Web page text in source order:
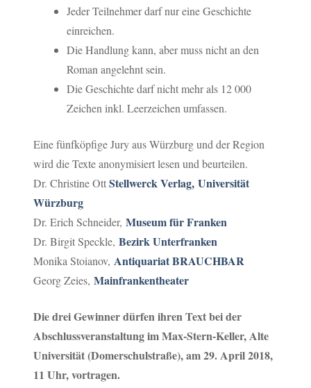
Jeder Teilnehmer darf nur eine Geschichte
einreichen.
Die Handlung kann, aber muss nicht an den
Roman angelehnt sein.
Die Geschichte darf nicht mehr als 12 000
Zeichen inkl. Leerzeichen umfassen.
Eine fünfköpfige Jury aus Würzburg und der Region
wird die Texte anonymisiert lesen und beurteilen.
Dr. Christine OttStellwerck Verlag,Universität
Würzburg
Dr. Erich Schneider,Museum für Franken
Dr. Birgit Speckle,Bezirk Unterfranken
Monika Stoianov,Antiquariat BRAUCHBAR
Georg Zeies,Mainfrankentheater
Die drei Gewinner dürfen ihren Text bei der
Abschlussveranstaltung im Max-Stern-Keller, Alte
Universität (Domerschulstraße), am 29. April 2018,
11 Uhr, vortragen.